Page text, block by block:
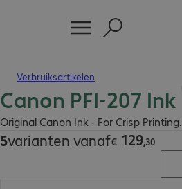
Verbruiksartikelen
Canon PFI-207 Ink
Original Canon Ink - For Crisp Printing.
5varianten vanaf€ 129,30
€ 129,30